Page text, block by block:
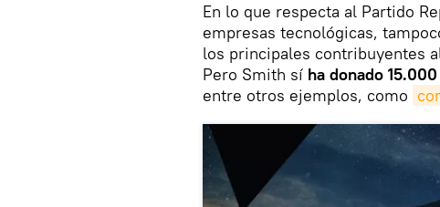
En lo que respecta al Partido
empresas tecnológicas,
los principales contribuyentes
Pero Smith sí ha donado
entre otros ejemplos, como